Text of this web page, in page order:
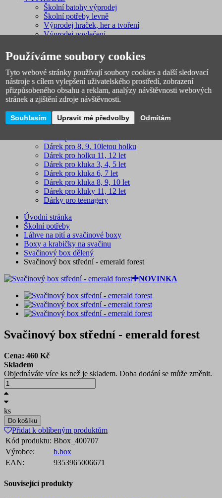
Školní batohy výprodej
Školní potřeby levně
Výprodej hraček, her a tvoření
Výprodej povlečení
Dárky pro děti
Dárek pro 8, 9, 10letou holku
Dárek pro holku 11, 12 let
Dárek pro kluka 3, 4, 5 let
Dárek pro kluka 6, 7 let
Dárek pro kluka 8, 9, 10 let
Dárek pro kluky 11, 12 let
Dárky pro teenagery
Úvodní stránka
Školní potřeby
Láhve na pití a svačinové boxy
Boxy a krabičky na svačinu
Svačinový box dělený
Svačinový box střední - emerald forest
NOVINKA
Svačinový box střední - emerald forest
Cena: 460 Kč
Skladem
Objednáváte více ks než je skladem. Doba dodání se může změnit.
ks
Do košíku
Přidat k oblíbeným produktům
Kód produktu: Bbox_400707
Výrobce:
b.box
EAN:
9353965006671
Související produkty
Používáme soubory cookies
Tyto webové stránky používají soubory cookies a další sledovací
nástroje s cílem vylepšení uživatelského prostředí, zobrazení
přizpůsobeného obsahu a reklam, analýzy návštěvnosti webových
stránek a zjištění zdroje návštěvnosti.
Souhlasím Upravit mé předvolby Odmítám